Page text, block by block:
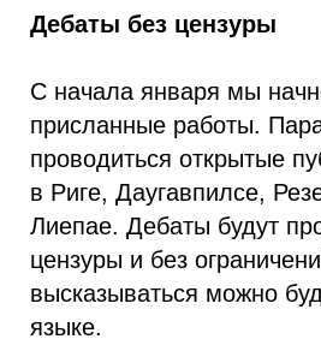
Дебаты без цензуры
С начала января мы
присланные работы.
проводиться открытые
в Риге, Даугавпилсе,
Лиепае. Дебаты будут
цензуры и без
высказываться можно
языке.